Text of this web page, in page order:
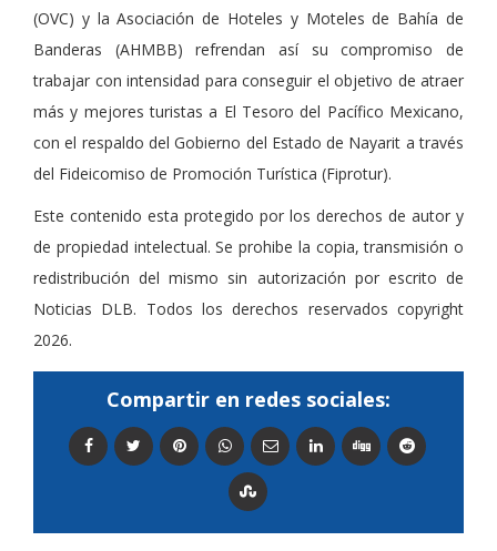
(OVC) y la Asociación de Hoteles y Moteles de Bahía de
Banderas (AHMBB) refrendan así su compromiso de
trabajar con intensidad para conseguir el objetivo de atraer
más y mejores turistas a El Tesoro del Pacífico Mexicano,
con el respaldo del Gobierno del Estado de Nayarit a través
del Fideicomiso de Promoción Turística (Fiprotur).
Este contenido esta protegido por los derechos de autor y
de propiedad intelectual. Se prohibe la copia, transmisión o
redistribución del mismo sin autorización por escrito de
Noticias DLB. Todos los derechos reservados copyright
2026.
Compartir en redes sociales: